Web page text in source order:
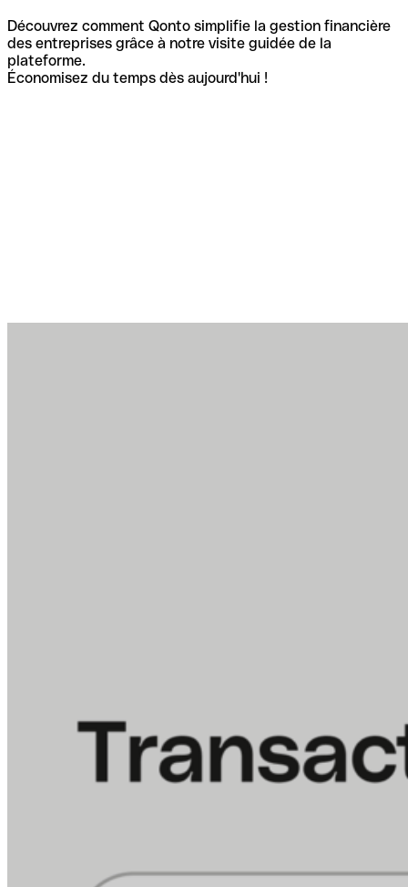
Découvrez comment Qonto simplifie la gestion financière
des entreprises grâce à notre visite guidée de la
plateforme.
Économisez du temps dès aujourd'hui !